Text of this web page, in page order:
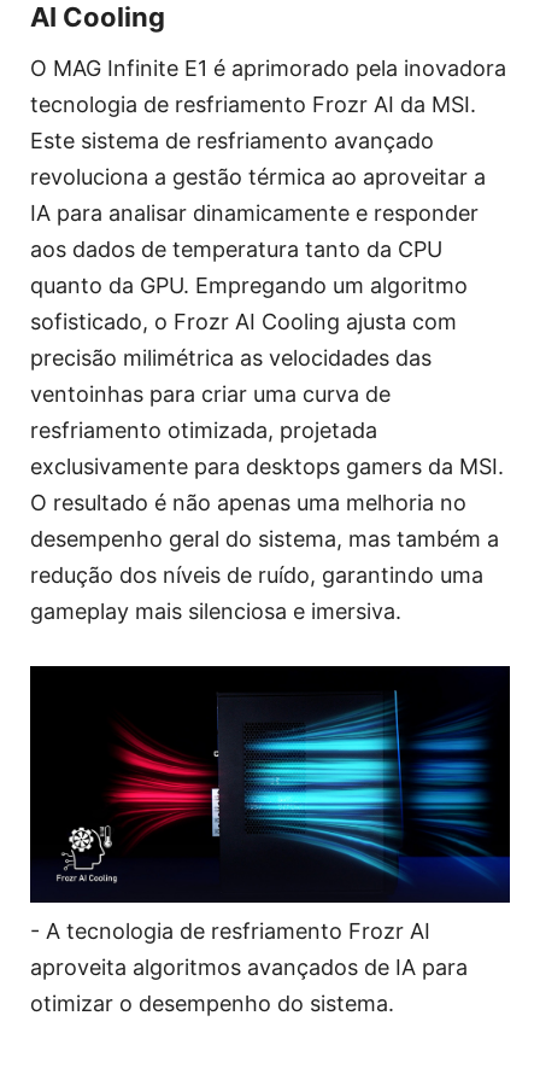
AI Cooling
O MAG Infinite E1 é aprimorado pela inovadora
tecnologia de resfriamento Frozr AI da MSI.
Este sistema de resfriamento avançado
revoluciona a gestão térmica ao aproveitar a
IA para analisar dinamicamente e responder
aos dados de temperatura tanto da CPU
quanto da GPU. Empregando um algoritmo
sofisticado, o Frozr AI Cooling ajusta com
precisão milimétrica as velocidades das
ventoinhas para criar uma curva de
resfriamento otimizada, projetada
exclusivamente para desktops gamers da MSI.
O resultado é não apenas uma melhoria no
desempenho geral do sistema, mas também a
redução dos níveis de ruído, garantindo uma
gameplay mais silenciosa e imersiva.
- A tecnologia de resfriamento Frozr AI
aproveita algoritmos avançados de IA para
otimizar o desempenho do sistema.